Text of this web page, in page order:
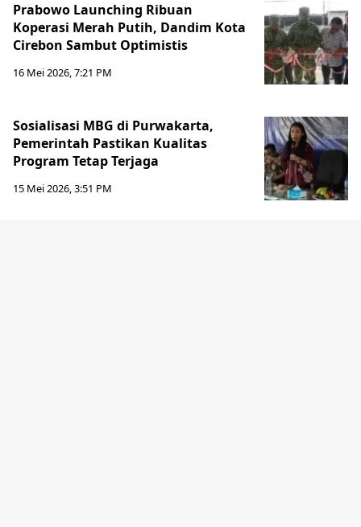
Prabowo Launching Ribuan
Koperasi Merah Putih, Dandim Kota
Cirebon Sambut Optimistis
16 Mei 2026, 7:21 PM
Sosialisasi MBG di Purwakarta,
Pemerintah Pastikan Kualitas
Program Tetap Terjaga
15 Mei 2026, 3:51 PM